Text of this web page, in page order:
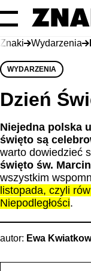
Znaki Wydarzenia
WYDARZENIA
Dzień
Niejedna polska
święto są
warto dowiedzieć
święto św.
wszystkim
listopada, czyli
Niepodległości.
autor: Ewa